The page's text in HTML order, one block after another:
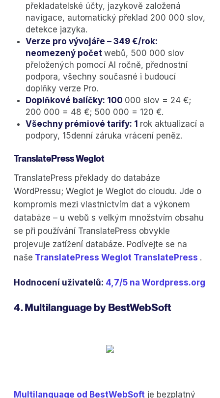
překladatelské účty, jazykově založená
navigace, automatický překlad 200 000 slov,
detekce jazyka.
Verze pro vývojáře – 349 €/rok:
neomezený počet webů, 500 000 slov
přeložených pomocí AI ročně, přednostní
podpora, všechny současné i budoucí
doplňky verze Pro.
Doplňkové balíčky: 100 000 slov = 24 €;
200 000 = 48 €; 500 000 = 120 €.
Všechny prémiové tarify: 1 rok aktualizací a
podpory, 15denní záruka vrácení peněz.
TranslatePress Weglot
TranslatePress překlady do databáze
WordPressu; Weglot je Weglot do cloudu. Jde o
kompromis mezi vlastnictvím dat a výkonem
databáze – u webů s velkým množstvím obsahu
se při používání TranslatePress obvykle
projevuje zatížení databáze. Podívejte se na
naše TranslatePress Weglot TranslatePress .
Hodnocení uživatelů: 4,7/5 na Wordpress.org
4. Multilanguage by BestWebSoft
Multilanguage od BestWebSoft je bezplatný